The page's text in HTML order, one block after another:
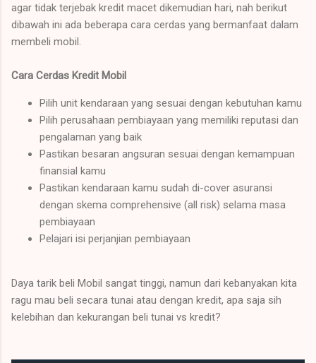
agar tidak terjebak kredit macet dikemudian hari, nah berikut
dibawah ini ada beberapa cara cerdas yang bermanfaat dalam
membeli mobil.
Cara Cerdas Kredit Mobil
Pilih unit kendaraan yang sesuai dengan kebutuhan kamu
Pilih perusahaan pembiayaan yang memiliki reputasi dan
pengalaman yang baik
Pastikan besaran angsuran sesuai dengan kemampuan
finansial kamu
Pastikan kendaraan kamu sudah di-cover asuransi
dengan skema comprehensive (all risk) selama masa
pembiayaan
Pelajari isi perjanjian pembiayaan
Daya tarik beli Mobil sangat tinggi, namun dari kebanyakan kita
ragu mau beli secara tunai atau dengan kredit, apa saja sih
kelebihan dan kekurangan beli tunai vs kredit?